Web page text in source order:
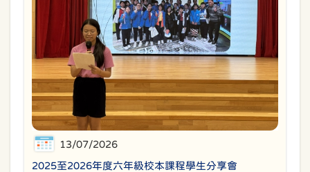
13/07/2026
2025至2026年度六年級校本課程學生分享會